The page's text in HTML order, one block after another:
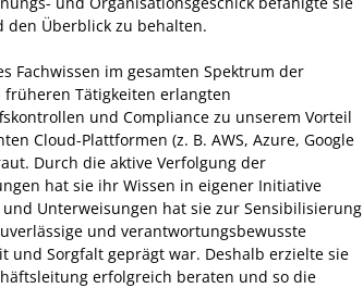
Überblick zu behalten.
Fachwissen im gesamten Spektrum der
früheren Tätigkeiten erlangten
und Compliance zu unserem Vorteil
Cloud-Plattformen (z. B. AWS, Azure, Google
Durch die aktive Verfolgung der
hat sie ihr Wissen in eigener Initiative
Unterweisungen hat sie zur Sensibilisierung
und verantwortungsbewusste
und Sorgfalt geprägt war. Deshalb erzielte sie
erfolgreich beraten und so die